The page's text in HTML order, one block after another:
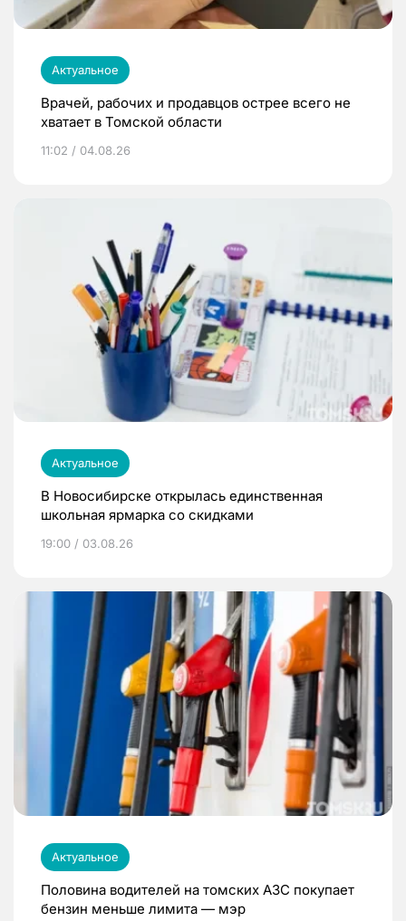
Актуальное
Врачей, рабочих и продавцов острее всего не
хватает в Томской области
11:02 / 04.08.26
Актуальное
В Новосибирске открылась единственная
школьная ярмарка со скидками
19:00 / 03.08.26
Актуальное
Половина водителей на томских АЗС покупает
бензин меньше лимита — мэр